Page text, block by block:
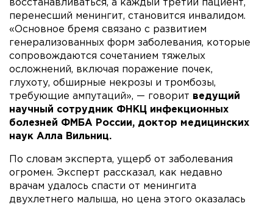
восстанавливаться, а каждый третий пациент,
перенесший менингит, становится инвалидом.
«Основное бремя связано с развитием
генерализованных форм заболевания, которые
сопровождаются сочетанием тяжелых
осложнений, включая поражение почек,
глухоту, обширные некрозы и тромбозы,
требующие ампутаций», — говорит ведущий
научный сотрудник ФНКЦ инфекционных
болезней ФМБА России, доктор медицинских
наук Алла Вильниц.
По словам эксперта, ущерб от заболевания
огромен. Эксперт рассказал, как недавно
врачам удалось спасти от менингита
двухлетнего малыша, но цена этого оказалась